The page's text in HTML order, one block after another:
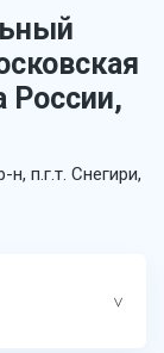
России,
п.г.т. Снегири,